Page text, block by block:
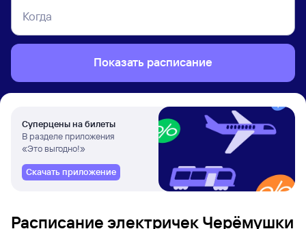
Когда
Показать расписание
Суперцены на билеты
В разделе приложения
«Это выгодно!»
Скачать приложение
Расписание электричек Черёмушки